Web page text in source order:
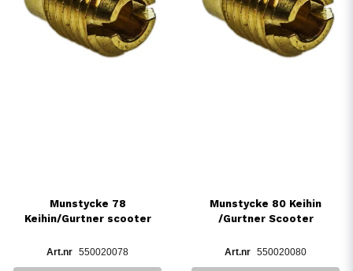
Munstycke 78
Keihin/Gurtner scooter
550020078
Munstycke 80 Keihin
/Gurtner Scooter
550020080